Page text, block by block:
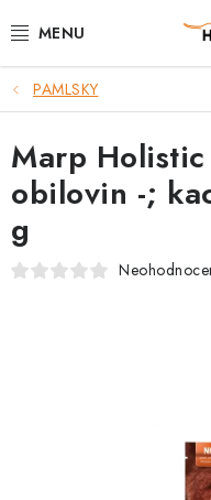
na
POTŘEBY PRO PSY
TAMI PŘEPRAVNÍ BOXY
SPORT SE PSEM
BACK ON TRACK
PAMLSKY
Marp
obilovin -;
g